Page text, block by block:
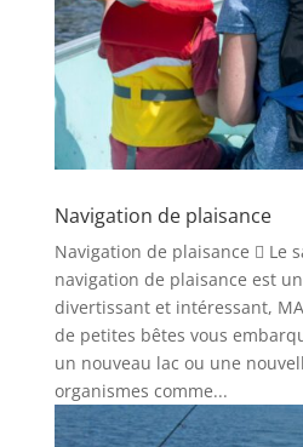
Navigation de plaisance
Navigation de plaisance  Le
navigation de plaisance est
divertissant et intéressant,
de petites bêtes vous
un nouveau lac ou une
organismes comme...